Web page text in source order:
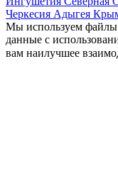
Черкесия Адыгея
Мы используем файлы
данные с
вам наилучшее